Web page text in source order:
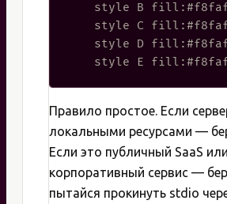
style B
style C
style D
Правило простое. Если
локальными ресурсами —
Если это публичный SaaS
корпоративный сервис —
пытайся прокинуть stdio